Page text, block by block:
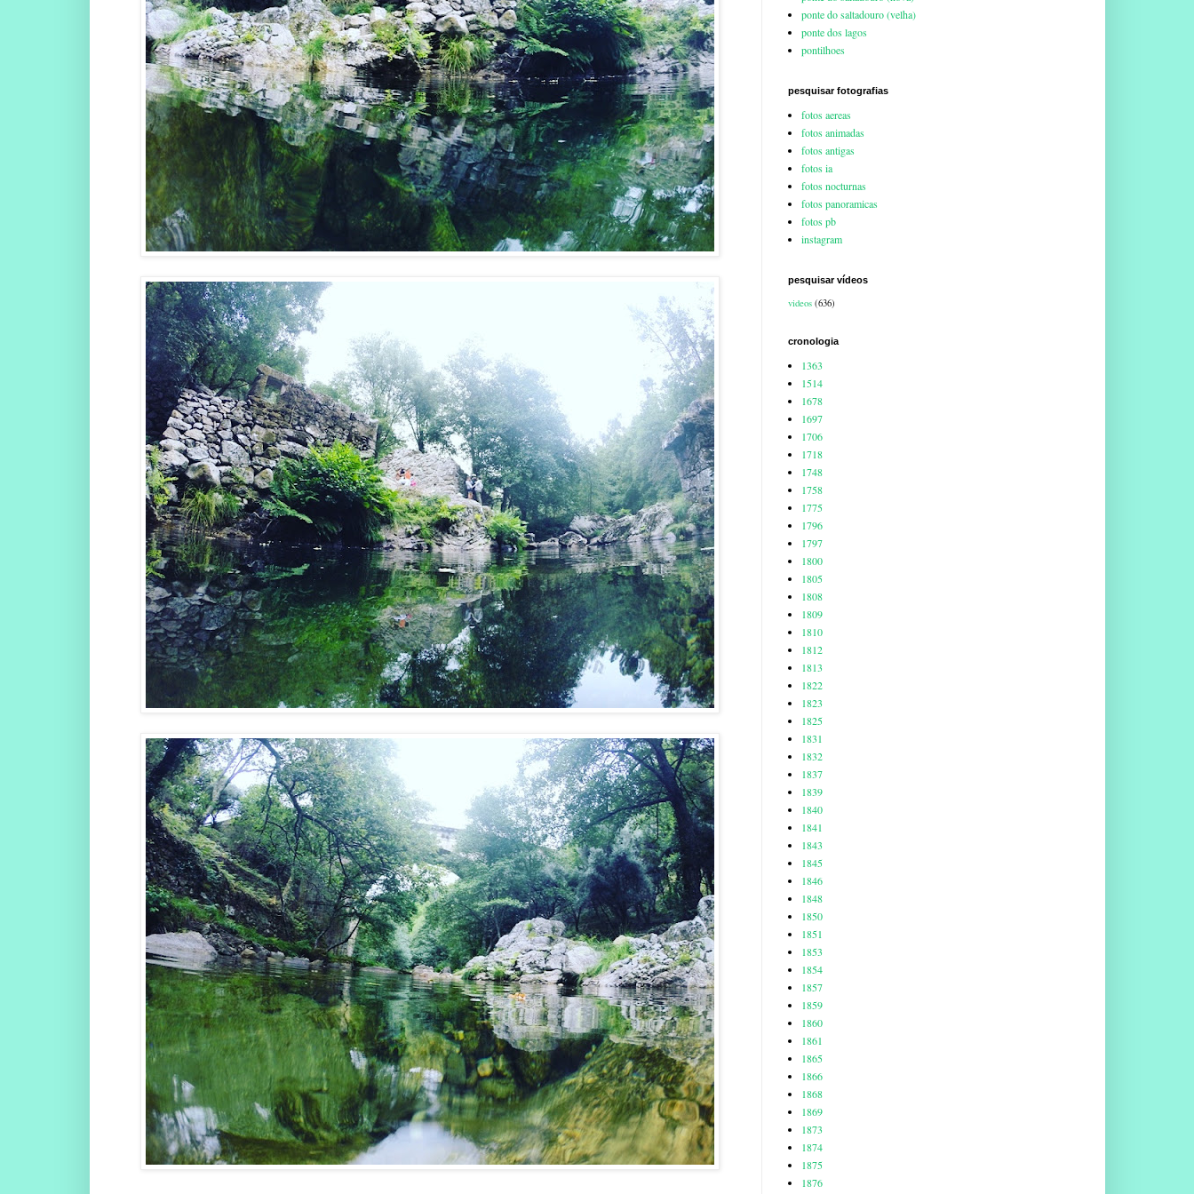
ponte do saltadouro (velha)
ponte dos lagos
pontilhoes
pesquisar fotografias
fotos aereas
fotos animadas
fotos antigas
fotos ia
fotos nocturnas
fotos panoramicas
fotos pb
instagram
pesquisar vídeos
videos (636)
cronologia
1363
1514
1678
1697
1706
1718
1748
1758
1775
1796
1797
1800
1805
1808
1809
1810
1812
1813
1822
1823
1825
1831
1832
1837
1839
1840
1841
1843
1845
1846
1848
1850
1851
1853
1854
1857
1859
1860
1861
1865
1866
1868
1869
1873
1874
1875
1876